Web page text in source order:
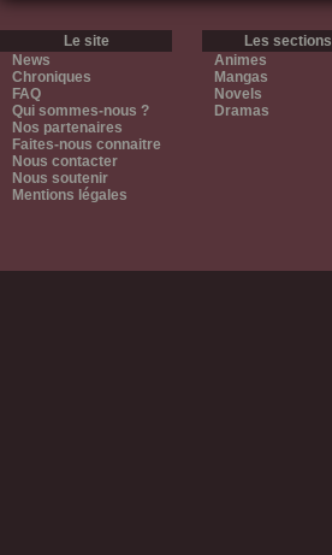
Le site
News
Chroniques
FAQ
Qui sommes-nous ?
Nos partenaires
Faites-nous connaitre
Nous contacter
Nous soutenir
Mentions légales
Les sections
Animes
Mangas
Novels
Dramas